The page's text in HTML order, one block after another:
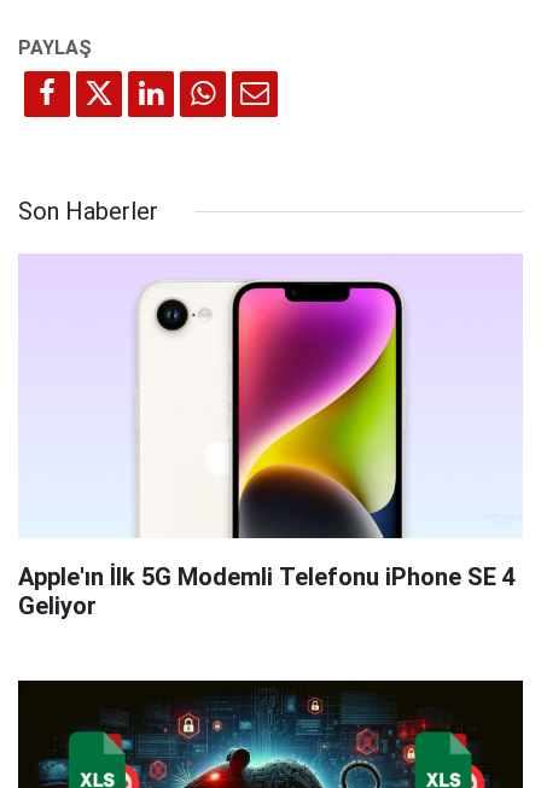
Son Haberler
Apple'ın İlk 5G Modemli Telefonu iPhone SE 4
Geliyor